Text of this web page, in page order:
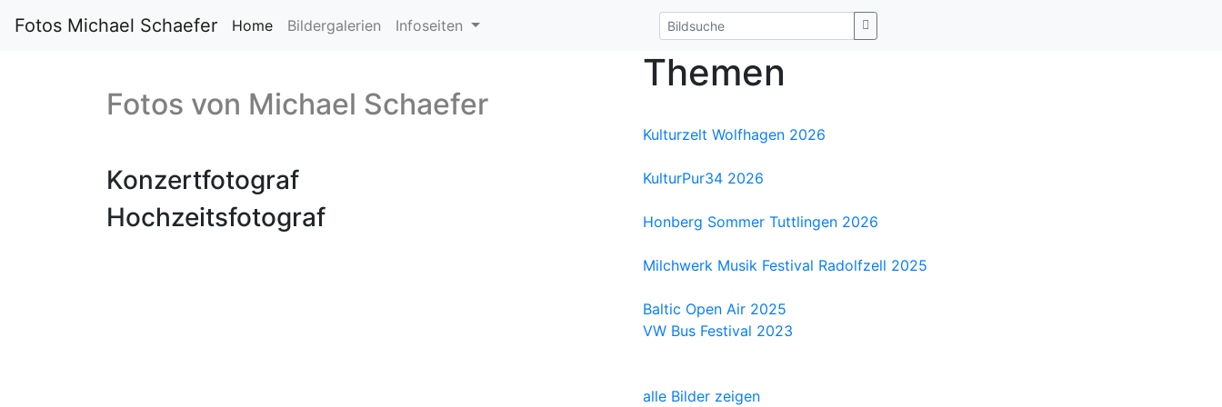
Fotos Michael Schaefer Home Bildergalerien Infoseiten
Fotos von Michael Schaefer
Konzertfotograf
Hochzeitsfotograf
Themen
Kulturzelt Wolfhagen 2026
KulturPur34 2026
Honberg Sommer Tuttlingen 2026
Milchwerk Musik Festival Radolfzell 2025
Baltic Open Air 2025
VW Bus Festival 2023
alle Bilder zeigen